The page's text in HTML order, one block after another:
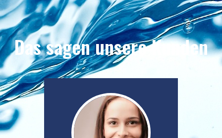
Das sagen unsere Kunden